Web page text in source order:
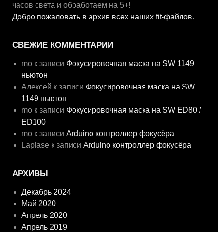
часов света и обработаем на 5+!
Добро пожаловать в архив всех наших fit-файлов.
СВЕЖИЕ КОММЕНТАРИИ
mo к записи Фокусировочная маска на SW 1149
ньютон
Алексей к записи Фокусировочная маска на SW
1149 ньютон
mo к записи Фокусировочная маска на SW ED80 /
ED100
mo к записиArduino контроллер фокусёра
Laplase к записиArduino контроллер фокусёра
АРХИВЫ
Декабрь 2024
Май 2020
Апрель 2020
Апрель 2019